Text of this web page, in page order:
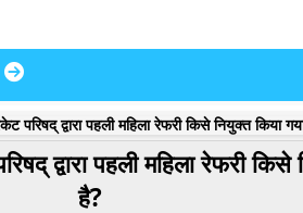
परिषद् द्वारा पहली महिला रेफरी किसे नियुक्त किया
द्वारा पहली महिला रेफरी
है?